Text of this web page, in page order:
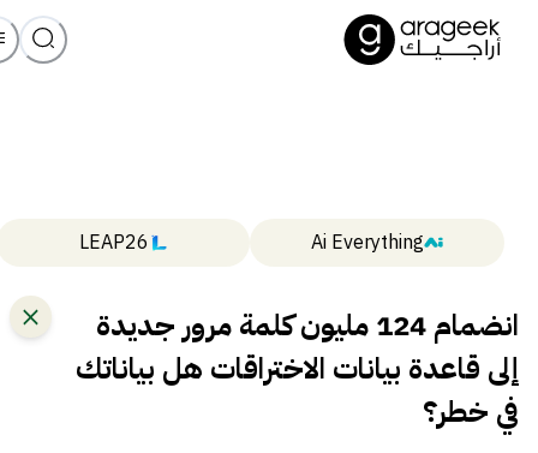
Ai Everything
LEAP26
انضمام 124 مليون كلمة مرور جديدة
إلى قاعدة بيانات الاختراقات هل بياناتك
في خطر؟